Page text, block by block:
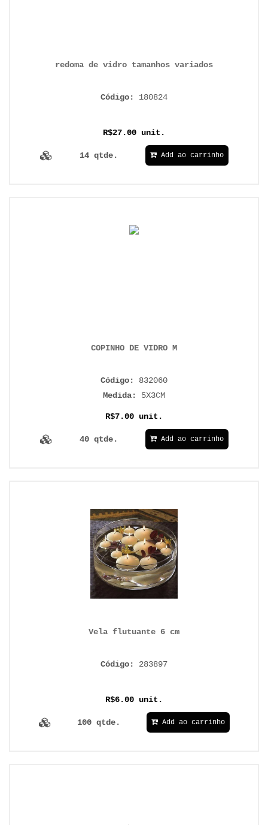
redoma de vidro tamanhos variados
Código: 180824
R$27.00 unit.
14 qtde. Add ao carrinho
COPINHO DE VIDRO M
Código: 832060
Medida: 5X3CM
R$7.00 unit.
40 qtde. Add ao carrinho
Vela flutuante 6 cm
Código: 283897
R$6.00 unit.
100 qtde. Add ao carrinho